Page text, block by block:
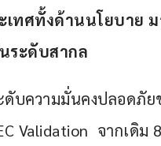
ทศทั้งด้านนโยบาย ม
ระดับสากล
ดับความมั่นคงปลอดภั
Validation  จากเดิ